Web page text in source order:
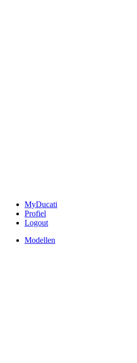
MyDucati
Profiel
Logout
Modellen